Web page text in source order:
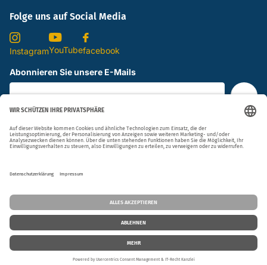
Folge uns auf Social Media
InstagramYouTubefacebook
Abonnieren Sie unsere E-Mails
Vertrag widerrufen